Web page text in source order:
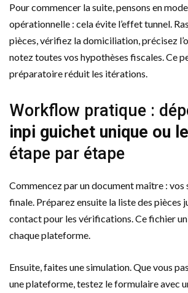
Pour commencer la suite, pensons en
opérationnelle : cela évite l’effet tunnel.
pièces, vérifiez la domiciliation, précisez
notez toutes vos hypothèses fiscales. Ce
préparatoire réduit les itérations.
Workflow pratique :
inpi guichet unique ou
étape par étape
Commencez par un document maître :
finale. Préparez ensuite la liste des pièces
contact pour les vérifications. Ce fichier
chaque plateforme.
Ensuite, faites une simulation. Que vous
une plateforme, testez le formulaire avec